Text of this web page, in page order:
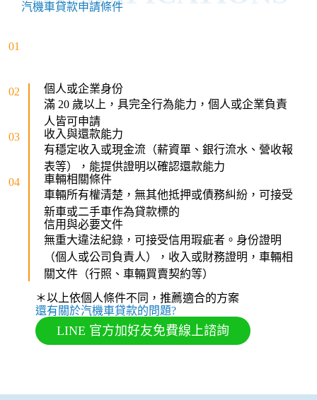
汽機車貸款申請條件
01
個人或企業身份
滿 20 歲以上，具完全行為能力，個人或企業負責
人皆可申請
02
收入與還款能力
有穩定收入或現金流（薪資單、銀行流水、營收報
表等），能提供證明以確認還款能力
03
車輛相關條件
車輛所有權清楚，無其他抵押或債務糾紛，可接受
新車或二手車作為貸款標的
04
信用與必要文件
無重大違法紀錄，可接受信用瑕疵者。身份證明
（個人或公司負責人），收入或財務證明，車輛相
關文件（行照、車輛買賣契約等）
＊以上依個人條件不同，推薦適合的方案
還有關於汽機車貸款的問題?
LINE 官方加好友免費線上諮詢